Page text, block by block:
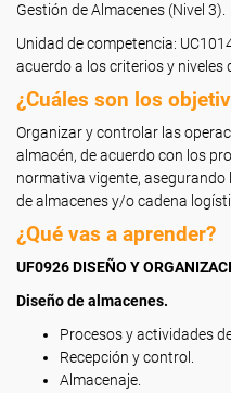
Gestión de Almacenes (Nivel 3).
Unidad de competencia:
acuerdo a los criterios y niveles
¿Cuáles son los
Organizar y controlar las
almacén, de acuerdo con los
normativa vigente, asegurando
de almacenes y/o cadena
¿Qué vas a aprender?
UF0926 DISEÑO Y
Diseño de almacenes.
Procesos y actividades
Recepción y control.
Almacenaje.